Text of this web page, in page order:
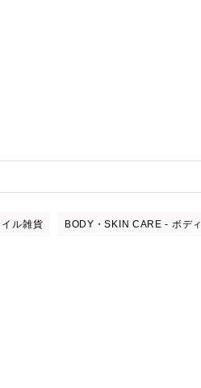
ル雑貨 BODY・SKIN CARE - ボデ